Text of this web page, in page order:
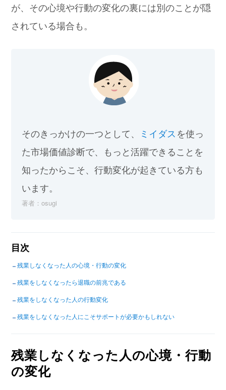
が、その心境や行動の変化の裏には別のことが隠
されている場合も。
そのきっかけの一つとして、 ミイダス を使っ
た市場価値診断で、もっと活躍できることを
知ったからこそ、行動変化が起きている方も
います。
著者：osugi
目次
残業しなくなった人の心境・行動の変化
残業をしなくなったら退職の前兆である
残業をしなくなった人の行動変化
残業をしなくなった人にこそサポートが必要かもしれない
残業しなくなった人の心境・行動
の変化